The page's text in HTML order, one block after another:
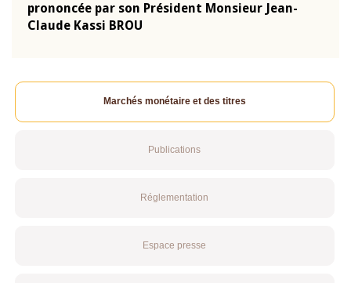
prononcée par son Président Monsieur Jean-
Claude Kassi BROU
Marchés monétaire et des titres
Publications
Réglementation
Espace presse